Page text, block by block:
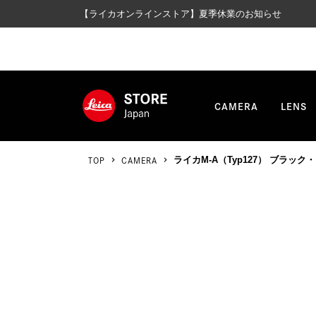
【ライカオンラインストア】夏季休業のお知らせ
CAMERA LENS
TOP CAMERA ライカM-A（Typ127） ブラック